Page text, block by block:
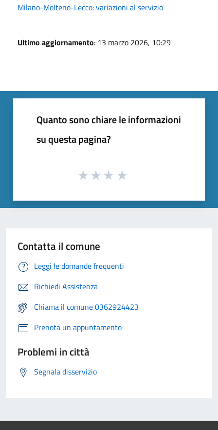
Milano-Molteno-Lecco: variazioni al servizio
Ultimo aggiornamento: 13 marzo 2026, 10:29
Quanto sono chiare le informazioni
su questa pagina?
Contatta il comune
Leggi le domande frequenti
Richiedi Assistenza
Chiama il comune 0362924423
Prenota un appuntamento
Problemi in città
Segnala disservizio